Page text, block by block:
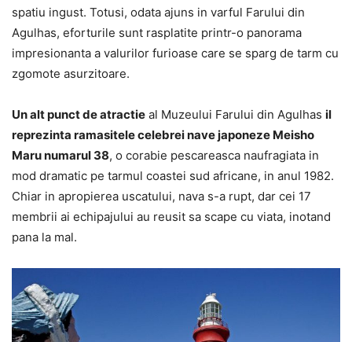
spatiu ingust. Totusi, odata ajuns in varful Farului din
Agulhas, eforturile sunt rasplatite printr-o panorama
impresionanta a valurilor furioase care se sparg de tarm cu
zgomote asurzitoare.
Un alt punct de atractie al Muzeului Farului din Agulhas il
reprezinta ramasitele celebrei nave japoneze Meisho
Maru numarul 38, o corabie pescareasca naufragiata in
mod dramatic pe tarmul coastei sud africane, in anul 1982.
Chiar in apropierea uscatului, nava s-a rupt, dar cei 17
membrii ai echipajului au reusit sa scape cu viata, inotand
pana la mal.